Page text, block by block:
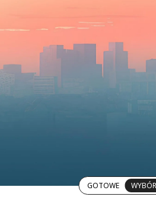
GOTOWE